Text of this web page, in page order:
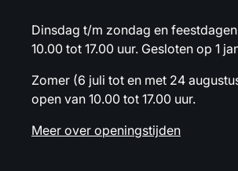
Dinsdag t/m zondag en
10.00 tot 17.00 uur. Gesloten op 1
Zomer (6 juli tot en met 24
open van 10.00 tot 17.00 uur.
Meer over openingstijden